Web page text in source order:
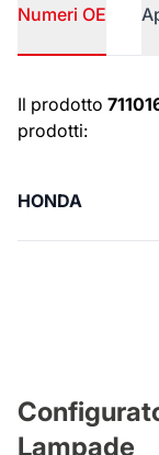
Numeri OE
Numeri OE
Il prodotto
prodotti:
HONDA
Lampade